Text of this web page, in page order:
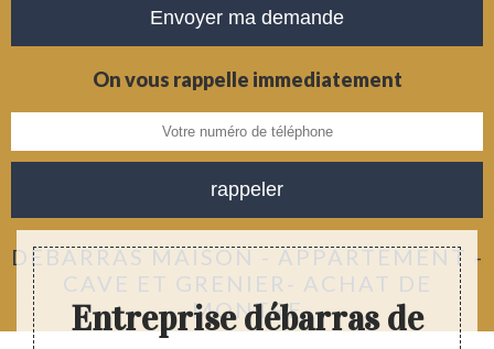
On vous rappelle immediatement
DÉBARRAS MAISON - APPARTEMENT -
CAVE ET GRENIER- ACHAT DE
MONTRE
Entreprise débarras de